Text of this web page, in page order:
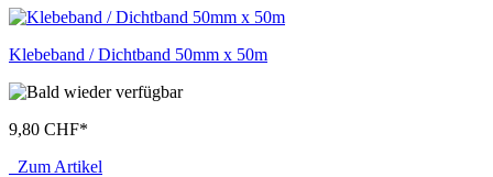
Klebeband / Dichtband 50mm x 50m
9,80 CHF*
Zum Artikel